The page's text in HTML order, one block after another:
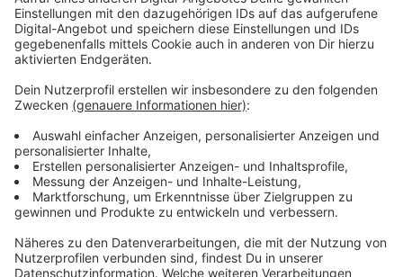
PCR-Tests freitesten können - also mit einem Test,
der im Labor ausgewertet wird. In der Regel geht man
dafür zum Arzt oder bekommt über das
Anzeige
Kosten für Quarantäne – Wer zahlt?
Anzeige
Wer bezahlt die Tests eigentlich und wer zahlt mir den